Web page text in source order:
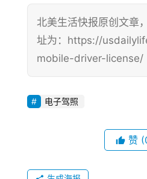
北美生活快报原创文章
址为：https://
mobile-driver-license/
电子驾照
赞